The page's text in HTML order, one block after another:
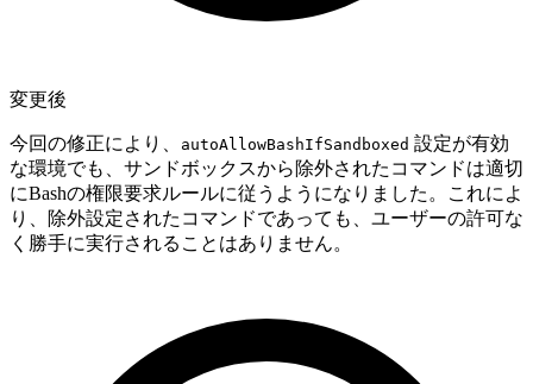
変更後
今回の修正により、 autoAllowBashIfSandboxed 設定が有効
な環境でも、サンドボックスから除外されたコマンドは適切
にBashの権限要求ルールに従うようになりました。これによ
り、除外設定されたコマンドであっても、ユーザーの許可な
く勝手に実行されることはありません。